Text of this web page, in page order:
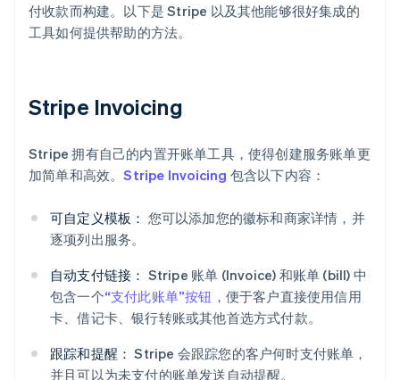
付收款而构建。以下是 Stripe 以及其他能够很好集成的
工具如何提供帮助的方法。
Stripe Invoicing
Stripe 拥有自己的内置开账单工具，使得创建服务账单更
加简单和高效。Stripe Invoicing 包含以下内容：
可自定义模板： 您可以添加您的徽标和商家详情，并
逐项列出服务。
自动支付链接： Stripe 账单 (Invoice) 和账单 (bill) 中
包含一个“支付此账单”按钮 ，便于客户直接使用信用
卡、借记卡、银行转账或其他首选方式付款。
跟踪和提醒： Stripe 会跟踪您的客户何时支付账单，
并且可以为未支付的账单发送自动提醒。